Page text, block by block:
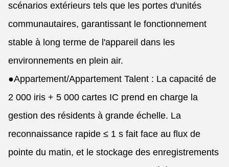
scénarios extérieurs tels que les portes d'unités
communautaires, garantissant le fonctionnement
stable à long terme de l'appareil dans les
environnements en plein air.
●Appartement/Appartement Talent : La capacité de
2 000 iris + 5 000 cartes IC prend en charge la
gestion des résidents à grande échelle. La
reconnaissance rapide ≤ 1 s fait face au flux de
pointe du matin, et le stockage des enregistrements